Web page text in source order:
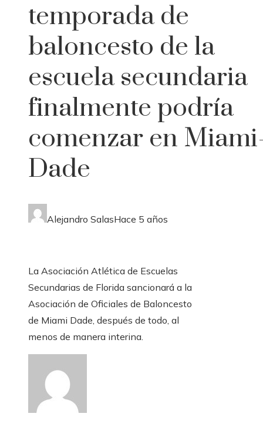
temporada de
baloncesto de la
escuela secundaria
finalmente podría
comenzar en
Dade
Alejandro SalasHace 5 años
La Asociación Atlética de Escuelas
Secundarias de Florida sancionará a la
Asociación de Oficiales de Baloncesto
de Miami Dade, después de todo, al
menos de manera interina.